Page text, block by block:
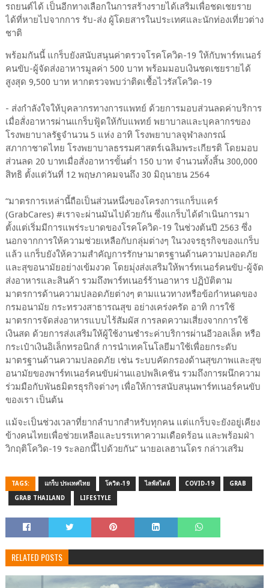
รถยนต์ได้ เป็นอีกทางเลือกในการสร้างรายได้เสริมเพื่อชดเชยราย
ได้ที่หายไปจากการ รับ-ส่ง ผู้โดยสารในประเทศและนักท่องเที่ยวต่าง
ชาติ
พร้อมกันนี้ แกร็บยังสนับสนุนค่าตรวจโรคโควิด-19 ให้กับพาร์ทเนอร์
คนขับ-ผู้จัดส่งอาหารมูลค่า 500 บาท พร้อมมอบเงินชดเชยรายได้
สูงสุด 9,500 บาท หากตรวจพบว่าติดเชื้อไวรัสโควิด-19
- ส่งกำลังใจให้บุคลากรทางการแพทย์ ด้วยการมอบส่วนลดค่าบริการ
เมื่อสั่งอาหารผ่านแกร็บฟู้ดให้กับแพทย์ พยาบาลและบุคลากรของ
โรงพยาบาลรัฐจำนวน 5 แห่ง อาทิ โรงพยาบาลจุฬาลงกรณ์
สภากาชาดไทย โรงพยาบาลธรรมศาสตร์เฉลิมพระเกียรติ โดยมอบ
ส่วนลด 20 บาทเมื่อสั่งอาหารขั้นต่ำ 150 บาท จำนวนทั้งสิ้น 300,000
สิทธิ ตั้งแต่วันที่ 12 พฤษภาคมจนถึง 30 มิถุนายน 2564
“มาตรการเหล่านี้ถือเป็นส่วนหนึ่งของโครงการแกร็บแคร์
(GrabCares) #เราจะผ่านมันไปด้วยกัน ซึ่งแกร็บได้ดำเนินการมา
ตั้งแต่เริ่มมีการแพร่ระบาดของโรคโควิด-19 ในช่วงต้นปี 2563 ซึ่ง
นอกจากการให้ความช่วยเหลือกับกลุ่มต่างๆ ในวงจรธุรกิจของแกร็บ
แล้ว แกร็บยังให้ความสำคัญการรักษามาตรฐานด้านความปลอดภัย
และสุขอนามัยอย่างเข้มงวด โดยมุ่งส่งเสริมให้พาร์ทเนอร์คนขับ-ผู้จัด
ส่งอาหารและสินค้า รวมถึงพาร์ทเนอร์ร้านอาหาร ปฏิบัติตาม
มาตรการด้านความปลอดภัยต่างๆ ตามแนวทางหรือข้อกำหนดของ
กรมอนามัย กระทรวงสาธารณสุข อย่างเคร่งครัด อาทิ การใช้
มาตรการจัดส่งอาหารแบบไร้สัมผัส การลดความเสี่ยงจากการใช้
เงินสด ด้วยการส่งเสริมให้ผู้ใช้งานชำระค่าบริการผ่านอีวอลเล็ต หรือ
กระเป๋าเงินอิเล็กทรอนิกส์ การนำเทคโนโลยีมาใช้เพื่อยกระดับ
มาตรฐานด้านความปลอดภัย เช่น ระบบคัดกรองด้านสุขภาพและสุข
อนามัยของพาร์ทเนอร์คนขับผ่านแอปพลิเคชัน รวมถึงการผนึกความ
ร่วมมือกับพันธมิตรธุรกิจต่างๆ เพื่อให้การสนับสนุนพาร์ทเนอร์คนขับ
ของเรา เป็นต้น
แม้จะเป็นช่วงเวลาที่ยากลำบากสำหรับทุกคน แต่แกร็บจะยังอยู่เคียง
ข้างคนไทยเพื่อช่วยเหลือและบรรเทาความเดือดร้อน และพร้อมฝ่า
วิกฤติโควิด-19 ระลอกนี้ไปด้วยกัน” นายอเลฮานโดร กล่าวเสริม
TAGS: แกร็บ ประเทศไทย โควิด-19 ไลฟ์สไตล์ COVID-19 GRAB
GRAB THAILAND LIFESTYLE
RELATED POSTS